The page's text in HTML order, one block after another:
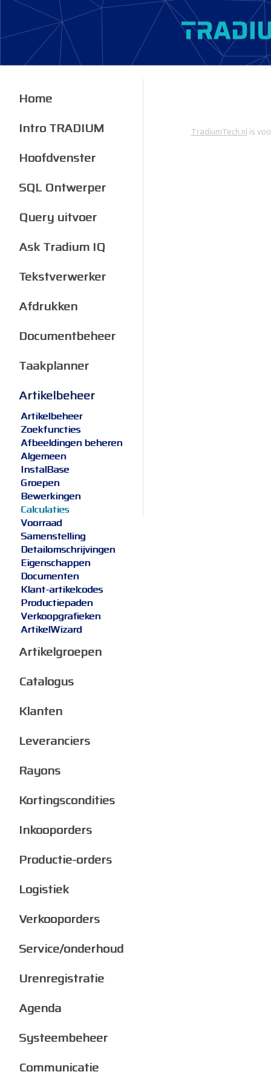
TradiumTech.nl is
Home
Intro TRADIUM
Hoofdvenster
SQL Ontwerper
Query uitvoer
Ask Tradium IQ
Tekstverwerker
Afdrukken
Documentbeheer
Taakplanner
Artikelbeheer
Artikelbeheer
Zoekfuncties
Afbeeldingen beheren
Algemeen
InstalBase
Groepen
Bewerkingen
Calculaties
Voorraad
Samenstelling
Detailomschrijvingen
Eigenschappen
Documenten
Klant-artikelcodes
Productiepaden
Verkoopgrafieken
ArtikelWizard
Artikelgroepen
Catalogus
Klanten
Leveranciers
Rayons
Kortingscondities
Inkooporders
Productie-orders
Logistiek
Verkooporders
Service/onderhoud
Urenregistratie
Agenda
Systeembeheer
Communicatie